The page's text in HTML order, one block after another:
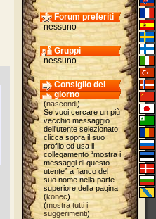
Forum preferiti
nessuno
Gruppi
nessuno
Consiglio del
giorno
(nascondi)
Se vuoi cercare un più
vecchio messaggio
dell'utente selezionato,
clicca sopra il suo
profilo ed usa il
collegamento “mostra i
messaggi di questo
utente” a fianco del
suo nome nella parte
superiore della pagina.
(konec)
(mostra tutti i
suggerimenti)